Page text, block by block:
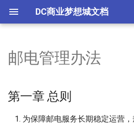
DC商业梦想城文档
入
以
始
进入服务器
账户服务
生存界
活动界
反作弊
运营事务局
玩家团体
企业
工程建设
信息提交
玩家组织
玩家违规处罚规则
聚落管理规则
第一章 总则
第二章 邮电设施
第三章 邮电服务
组织结构
历史沿革
邮电管理办法
第一章 总则
为保障邮电服务长期稳定运营